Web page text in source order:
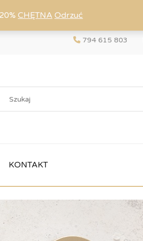
CHĘTNA Odrzuć
794 615 803
KONTAKT